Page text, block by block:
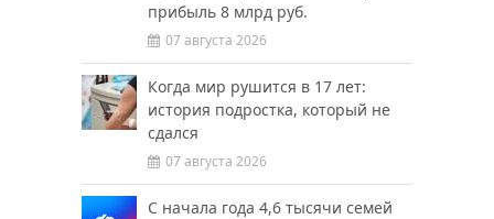
прибыль 8 млрд руб.
07 августа 2026
Когда мир рушится в 17 лет:
история подростка, который не
сдался
07 августа 2026
С начала года 4,6 тысячи семей